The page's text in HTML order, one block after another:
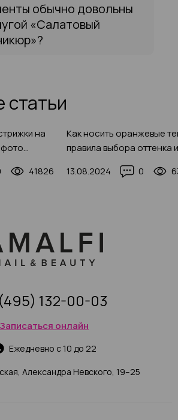
обычно довольны
«Салатовый
статьи
на
41826
Как носить оранжевые
правила выбора оттенка и
оранжевыми тенями
13.08.2024 0
Александра Невского, 19–25
Ежедневно с 10 до 22
Записаться онлайн
132-00-03